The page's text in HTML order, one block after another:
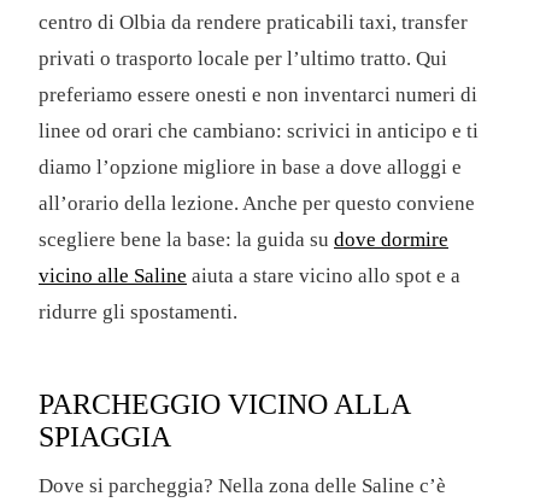
centro di Olbia da rendere praticabili taxi, transfer
privati o trasporto locale per l’ultimo tratto. Qui
preferiamo essere onesti e non inventarci numeri di
linee od orari che cambiano: scrivici in anticipo e ti
diamo l’opzione migliore in base a dove alloggi e
all’orario della lezione. Anche per questo conviene
scegliere bene la base: la guida su dove dormire
vicino alle Saline aiuta a stare vicino allo spot e a
ridurre gli spostamenti.
PARCHEGGIO VICINO ALLA
SPIAGGIA
Dove si parcheggia? Nella zona delle Saline c’è